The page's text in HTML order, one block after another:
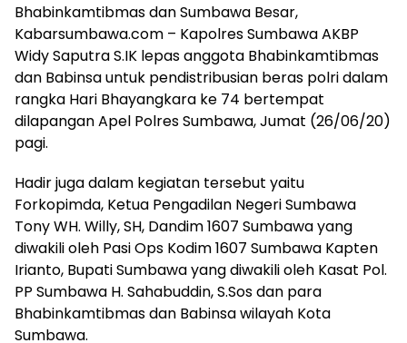
Bhabinkamtibmas dan Sumbawa Besar,
Kabarsumbawa.com – Kapolres Sumbawa AKBP
Widy Saputra S.IK lepas anggota Bhabinkamtibmas
dan Babinsa untuk pendistribusian beras polri dalam
rangka Hari Bhayangkara ke 74 bertempat
dilapangan Apel Polres Sumbawa, Jumat (26/06/20)
pagi.
Hadir juga dalam kegiatan tersebut yaitu
Forkopimda, Ketua Pengadilan Negeri Sumbawa
Tony WH. Willy, SH, Dandim 1607 Sumbawa yang
diwakili oleh Pasi Ops Kodim 1607 Sumbawa Kapten
Irianto, Bupati Sumbawa yang diwakili oleh Kasat Pol.
PP Sumbawa H. Sahabuddin, S.Sos dan para
Bhabinkamtibmas dan Babinsa wilayah Kota
Sumbawa.